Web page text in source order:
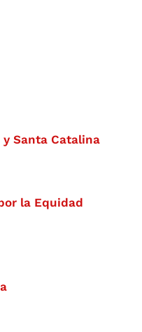
Santa Catalina
la Equidad